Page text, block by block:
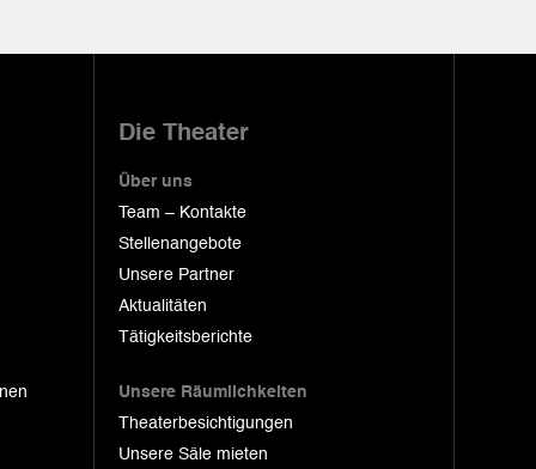
Die Theater
Über uns
Team – Kontakte
Stellenangebote
Unsere Partner
Aktualitäten
Tätigkeitsberichte
Unsere Räumlichkeiten
Theaterbesichtigungen
Unsere Säle mieten